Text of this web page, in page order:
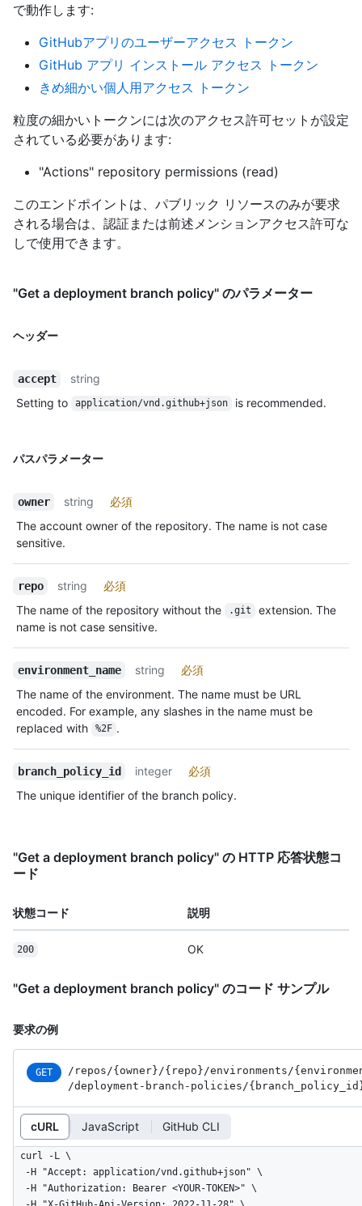
で動作します:
GitHubアプリのユーザーアクセス トークン
GitHub アプリ インストール アクセス トークン
きめ細かい個人用アクセス トークン
粒度の細かいトークンには次のアクセス許可セットが設定
されている必要があります:
"Actions" repository permissions (read)
このエンドポイントは、パブリック リソースのみが要求
される場合は、認証または前述メンションアクセス許可な
しで使用できます。
"Get a deployment branch policy" のパラメーター
ヘッダー
accept
string
Setting to
application/vnd.github+json is recommended.
パスパラメーター
owner string
必須
The account owner of the repository. The name is not case
sensitive.
repo string
必須
The name of the repository without the
.git
extension. The
name is not case sensitive.
environment_name string
必須
The name of the environment. The name must be URL
encoded. For example, any slashes in the name must be
replaced with
%2F .
branch_policy_id integer
必須
The unique identifier of the branch policy.
"Get a deployment branch policy" の HTTP 応答状態コ
ード
状態コード 説明
200 OK
"Get a deployment branch policy" のコード サンプル
要求の例
GET /repos /{owner} /{repo} /environments /
/deployment-branch-policies /{branch_ policy_
cURL JavaScript GitHub CLI
curl -L \